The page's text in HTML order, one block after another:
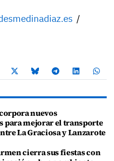
/
nuevos
para mejorar el transporte
La Graciosa y Lanzarote
cierra sus fiestas con